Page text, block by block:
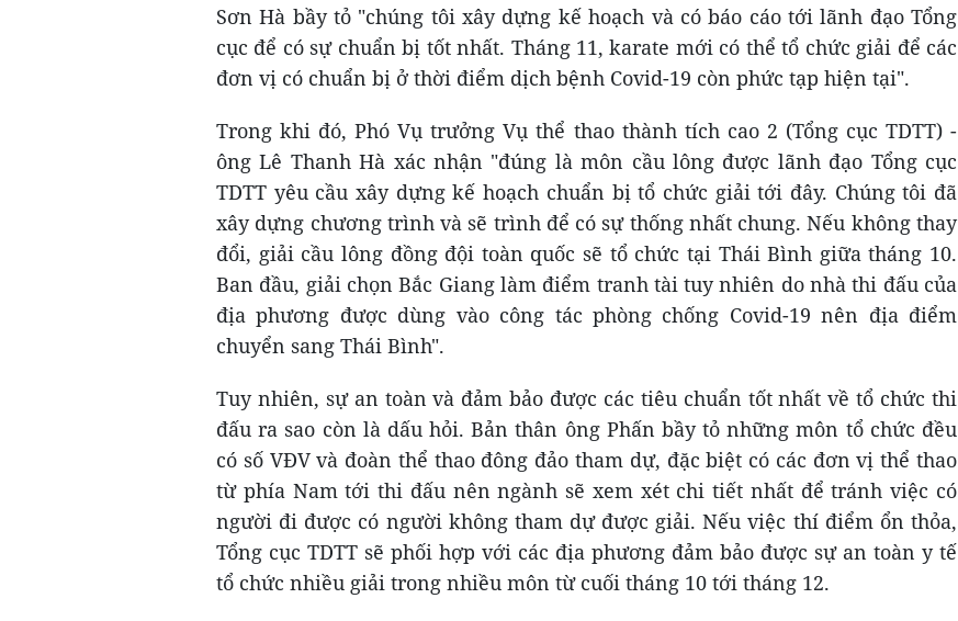
Sơn Hà bầy tỏ "chúng tôi xây dựng kế hoạch và có báo cáo tới lãnh đạo Tổng
cục để có sự chuẩn bị tốt nhất. Tháng 11, karate mới có thể tổ chức giải để các
đơn vị có chuẩn bị ở thời điểm dịch bệnh Covid-19 còn phức tạp hiện tại".
Trong khi đó, Phó Vụ trưởng Vụ thể thao thành tích cao 2 (Tổng cục TDTT) -
ông Lê Thanh Hà xác nhận "đúng là môn cầu lông được lãnh đạo Tổng cục
TDTT yêu cầu xây dựng kế hoạch chuẩn bị tổ chức giải tới đây. Chúng tôi đã
xây dựng chương trình và sẽ trình để có sự thống nhất chung. Nếu không thay
đổi, giải cầu lông đồng đội toàn quốc sẽ tổ chức tại Thái Bình giữa tháng 10.
Ban đầu, giải chọn Bắc Giang làm điểm tranh tài tuy nhiên do nhà thi đấu của
địa phương được dùng vào công tác phòng chống Covid-19 nên địa điểm
chuyển sang Thái Bình".
Tuy nhiên, sự an toàn và đảm bảo được các tiêu chuẩn tốt nhất về tổ chức thi
đấu ra sao còn là dấu hỏi. Bản thân ông Phấn bầy tỏ những môn tổ chức đều
có số VĐV và đoàn thể thao đông đảo tham dự, đặc biệt có các đơn vị thể thao
từ phía Nam tới thi đấu nên ngành sẽ xem xét chi tiết nhất để tránh việc có
người đi được có người không tham dự được giải. Nếu việc thí điểm ổn thỏa,
Tổng cục TDTT sẽ phối hợp với các địa phương đảm bảo được sự an toàn y tế
tổ chức nhiều giải trong nhiều môn từ cuối tháng 10 tới tháng 12.